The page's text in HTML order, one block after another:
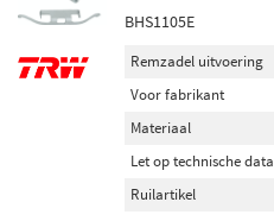
BHS1105E
Remzadel uitvoering
Voor fabrikant
Materiaal
Let op technische data
Ruilartikel